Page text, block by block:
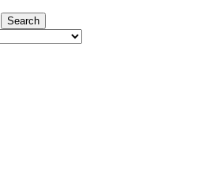
Search